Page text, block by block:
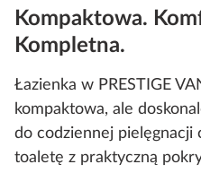
Kompaktowa.
Kompletna.
Łazienka w PRESTIGE
kompaktowa, ale
do codziennej pielęgnacji
toaletę z praktyczną